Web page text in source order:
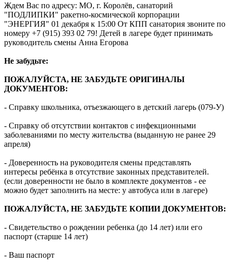
Ждем Вас по адресу: МО, г. Королёв, санаторий
"ПОДЛИПКИ" ракетно-космической корпорации
"ЭНЕРГИЯ" 01 декабря к 15:00 От КПП санатория звоните по
номеру +7 (915) 393 02 79! Детей в лагере будет принимать
руководитель смены Анна Егорова
Не забудьте:
ПОЖАЛУЙСТА, НЕ ЗАБУДЬТЕ ОРИГИНАЛЫ
ДОКУМЕНТОВ:
- Справку школьника, отъезжающего в детский лагерь (079-У)
- Справку об отсутствии контактов с инфекционными
заболеваниями по месту жительства (выданную не ранее 29
апреля)
- Доверенность на руководителя смены представлять
интересы ребёнка в отсутствие законных представителей.
(если доверенности не было в комплекте документов - ее
можно будет заполнить на месте: у автобуса или в лагере)
ПОЖАЛУЙСТА, НЕ ЗАБУДЬТЕ КОПИИ ДОКУМЕНТОВ:
- Свидетельство о рождении ребенка (до 14 лет) или его
паспорт (старше 14 лет)
- Ваш паспорт